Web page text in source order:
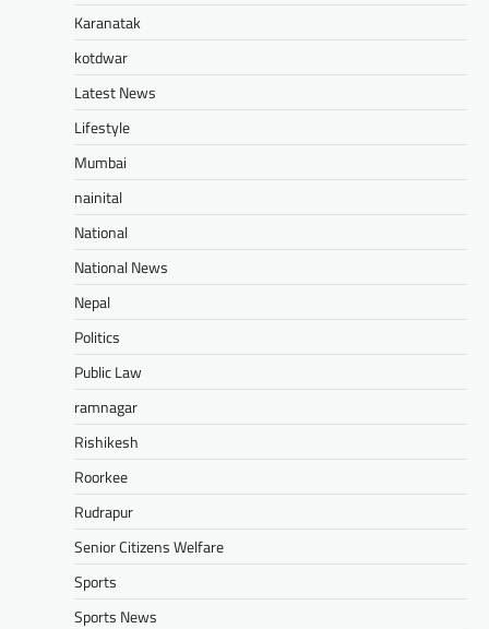
Karanatak
kotdwar
Latest News
Lifestyle
Mumbai
nainital
National
National News
Nepal
Politics
Public Law
ramnagar
Rishikesh
Roorkee
Rudrapur
Senior Citizens Welfare
Sports
Sports News